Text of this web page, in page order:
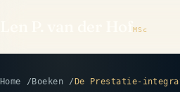
MSc
Home Boeken De Prestatie-